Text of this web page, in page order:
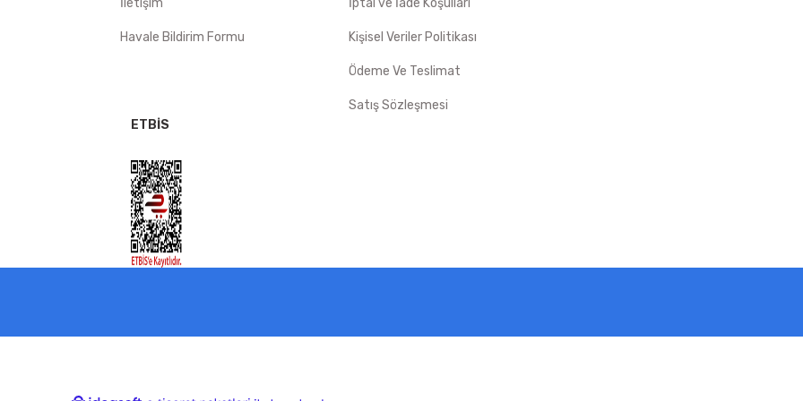
İletişim
Havale Bildirim Formu
İptal ve İade Koşulları
Kişisel Veriler Politikası
Ödeme Ve Teslimat
Satış Sözleşmesi
ETBİS